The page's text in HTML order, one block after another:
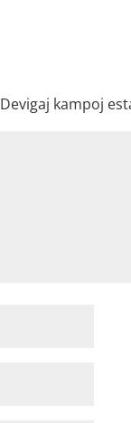
Devigaj kampoj